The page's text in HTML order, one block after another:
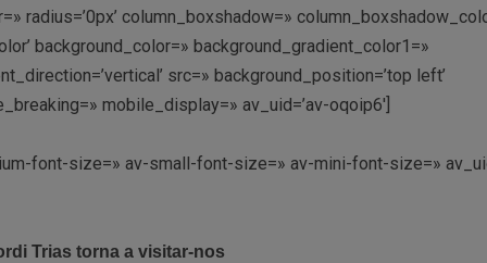
radius=’0px’ column_boxshadow=»
background_color=» background_gradient_color1=»
src=» background_position=’top left’
mobile_display=» av_uid=’av-oqoip6′]
font-size=» av-small-font-size=» av-mini-font-size=»
Trias torna a visitar-nos